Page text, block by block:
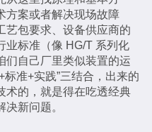
方案或者解决现场故障
艺包要求、设备供应商的
业标准（像 HG/T 系列化
们自己厂里类似装置的运
准+实践”三结合，出来的
术的，就是得在吃透经典
新问题。